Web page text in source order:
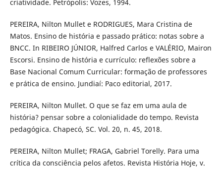
criatividade. Petrópolis: Vozes, 1994.
PEREIRA, Nilton Mullet e RODRIGUES, Mara Cristina de
Matos. Ensino de história e passado prático: notas sobre a
BNCC. In RIBEIRO JÚNIOR, Halfred Carlos e VALÉRIO, Mairon
Escorsi. Ensino de história e currículo: reflexões sobre a
Base Nacional Comum Curricular: formação de professores
e prática de ensino. Jundiaí: Paco editorial, 2017.
PEREIRA, Nilton Mullet. O que se faz em uma aula de
história? pensar sobre a colonialidade do tempo. Revista
pedagógica. Chapecó, SC. Vol. 20, n. 45, 2018.
PEREIRA, Nilton Mullet; FRAGA, Gabriel Torelly. Para uma
crítica da consciência pelos afetos. Revista História Hoje, v.